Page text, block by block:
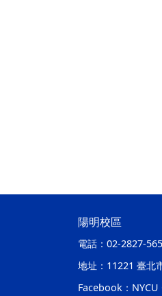
陽明校區
電話： 02-2827-
地址： 11221 臺北
Facebook：